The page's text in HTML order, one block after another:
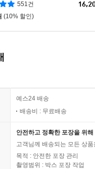
551건
(10% 할인)
예스24 배송
배송비 : 무료배송
안전하고 정확한 포장을 위
고객님께 배송되는 모든 상
목적 : 안전한 포장 관리
촬영범위 : 박스 포장 작업